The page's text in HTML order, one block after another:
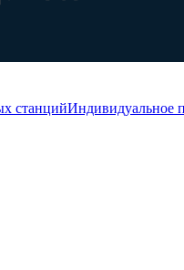
станцийИндивидуальное